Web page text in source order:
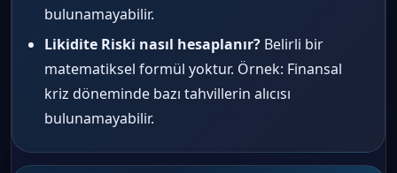
bulunamayabilir.
Likidite Riski nasıl hesaplanır? Belirli bir
matematiksel formül yoktur. Örnek: Finansal
kriz döneminde bazı tahvillerin alıcısı
bulunamayabilir.